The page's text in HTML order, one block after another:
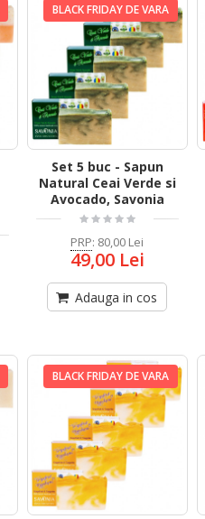
BLACK FRIDAY DE VARA
Set 5 buc - Sapun
Natural Ceai Verde si
Avocado, Savonia
PRP: 80,00 Lei
49,00 Lei
Adauga in cos
BLACK FRIDAY DE VARA